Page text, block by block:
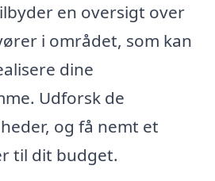
en oversigt over
i området, som kan
dine
Udforsk de
og få nemt et
til dit budget.